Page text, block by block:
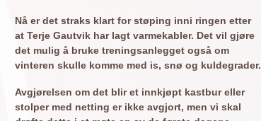
Nå er det straks klart for støping inni ringen etter
at Terje Gautvik har lagt varmekabler. Det vil gjøre
det mulig å bruke treningsanlegget også om
vinteren skulle komme med is, snø og kuldegrader.
Avgjørelsen om det blir et innkjøpt kastbur eller
stolper med netting er ikke avgjort, men vi skal